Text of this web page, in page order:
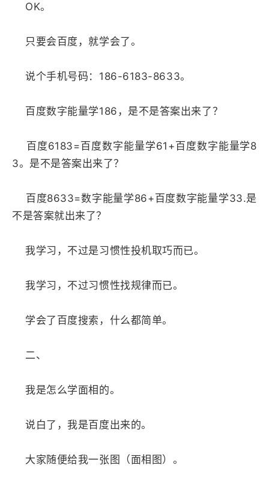
OK。
只要会百度，就学会了。
说个手机号码：186-6183-8633。
百度数字能量学186，是不是答案出来了？
百度6183=百度数字能量学61+百度数字能量学8
3。是不是答案出来了？
百度8633=数字能量学86+百度数字能量学33.是
不是答案就出来了？
我学习，不过是习惯性投机取巧而已。
我学习，不过习惯性找规律而已。
学会了百度搜索，什么都简单。
二、
我是怎么学面相的。
说白了，我是百度出来的。
大家随便给我一张图（面相图）。